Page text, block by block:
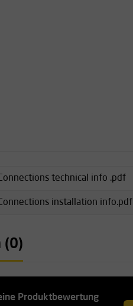
technical info .pdf
installation info.pdf
(0)
Produktbewertung